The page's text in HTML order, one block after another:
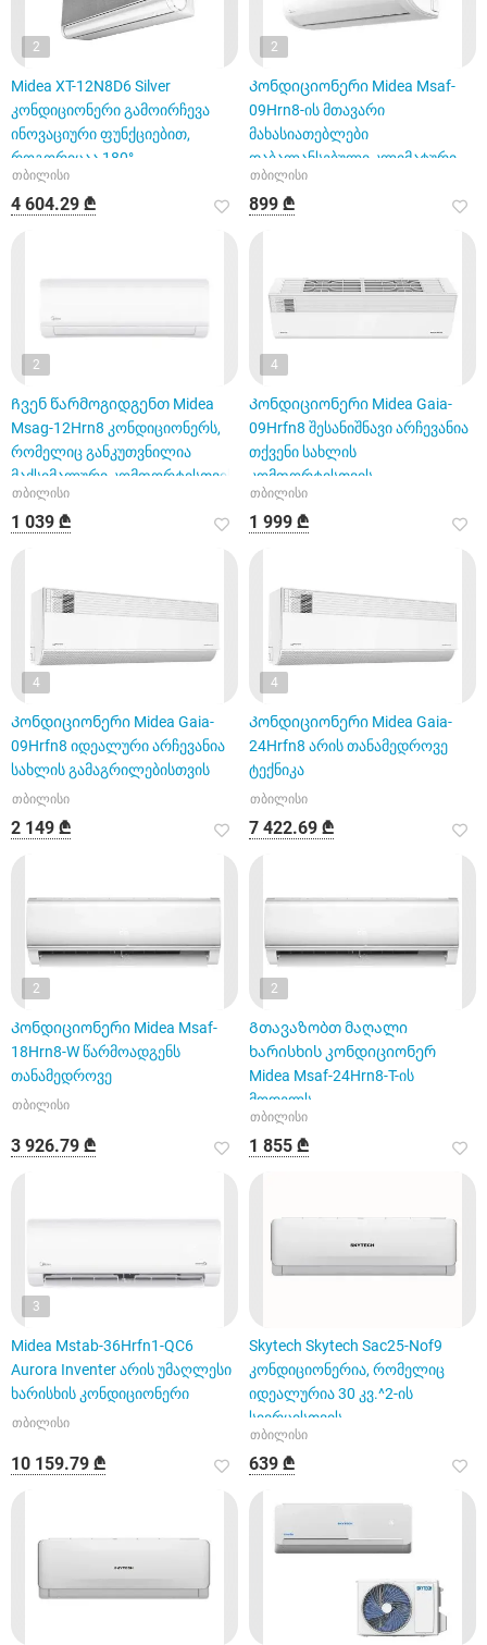
2
Midea XT-12N8D6 Silver
კონდიციონერი გამოირჩევა
ინოვაციური ფუნქციებით,
როგორიცაა 180°
ვერტიკალური და
თბილისი
4 604.29 ₾
2
Კონდიციონერი Midea Msaf-
09Hrn8-ის მთავარი
მახასიათებლები
დაბალანსებული კლიმატური
კომფორტი და ენერგოე
თბილისი
899 ₾
2
Ჩვენ წარმოგიდგენთ Midea
Msag-12Hrn8 კონდიციონერს,
რომელიც განკუთვნილია
მაქსიმალური კომფორტისთვის
სახ
თბილისი
1 039 ₾
4
Კონდიციონერი Midea Gaia-
09Hrfn8 შესანიშნავი არჩევანია
თქვენი სახლის
კომფორტისთვის.
თბილისი
1 999 ₾
4
Კონდიციონერი Midea Gaia-
09Hrfn8 იდეალური არჩევანია
სახლის გამაგრილებისთვის
თბილისი
2 149 ₾
4
Კონდიციონერი Midea Gaia-
24Hrfn8 არის თანამედროვე
ტექნიკა
თბილისი
7 422.69 ₾
2
Კონდიციონერი Midea Msaf-
18Hrn8-W წარმოადგენს
თანამედროვე
თბილისი
3 926.79 ₾
2
Გთავაზობთ მაღალი
ხარისხის კონდიციონერ
Midea Msaf-24Hrn8-T-ის
მოდელს
თბილისი
1 855 ₾
3
Midea Mstab-36Hrfn1-QC6
Aurora Inventer არის უმაღლესი
ხარისხის კონდიციონერი
თბილისი
10 159.79 ₾
Skytech Skytech Sac25-Nof9
კონდიციონერია, რომელიც
იდეალურია 30 კვ.^2-ის
სივრცისთვის
თბილისი
639 ₾